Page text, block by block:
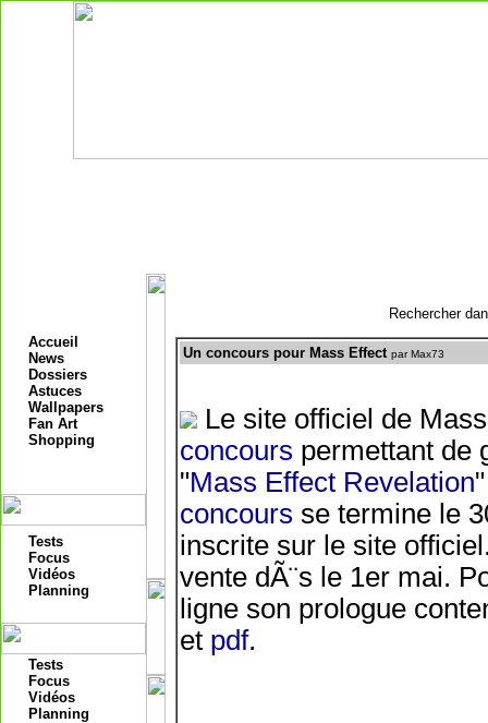
Accueil
News
Dossiers
Astuces
Wallpapers
Fan Art
Shopping
Tests
Focus
Vidéos
Planning
Tests
Focus
Vidéos
Planning
Rechercher
Un concours pour Mass Effect par Max73
Le site officiel de
concours permettant de
"Mass Effect Revelation
concours se termine le
inscrite sur le site
vente dÃ¨s le 1er mai.
ligne son prologue
et pdf.